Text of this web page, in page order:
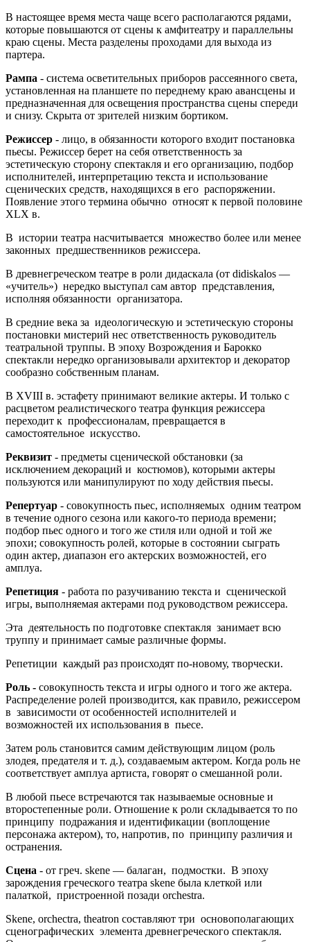
В настоящее время места чаще всего располагаются рядами,
которые повышаются от сцены к амфитеатру и параллельны
краю сцены. Места разделены проходами для выхода из
партера.
Рампа - система осветительных приборов рассеянного света,
установленная на планшете по переднему краю авансцены и
предназначенная для освещения пространства сцены спереди
и снизу. Скрыта от зрителей низким бортиком.
Режиссер - лицо, в обязанности которого входит постановка
пьесы. Режиссер берет на себя ответственность за
эстетическую сторону спектакля и его организацию, подбор
исполнителей, интерпретацию текста и использование
сценических средств, находящихся в его распоряжении.
Появление этого термина обычно относят к первой половине
ХLХ в.
В истории театра насчитывается множество более или менее
законных предшественников режиссера.
В древнегреческом театре в роли дидаскала (от didiskalos —
«учитель») нередко выступал сам автор представления,
исполняя обязанности организатора.
В средние века за идеологическую и эстетическую стороны
постановки мистерий нес ответственность руководитель
театральной труппы. В эпоху Возрождения и Барокко
спектакли нередко организовывали архитектор и декоратор
сообразно собственным планам.
В XVIII в. эстафету принимают великие актеры. И только с
расцветом реалистического театра функция режиссера
переходит к профессионалам, превращается в
самостоятельное искусство.
Реквизит - предметы сценической обстановки (за
исключением декораций и костюмов), которыми актеры
пользуются или манипулируют по ходу действия пьесы.
Репертуар - совокупность пьес, исполняемых одним театром
в течение одного сезона или какого-то периода времени;
подбор пьес одного и того же стиля или одной и той же
эпохи; совокупность ролей, которые в состоянии сыграть
один актер, диапазон его актерских возможностей, его
амплуа.
Репетиция - работа по разучиванию текста и сценической
игры, выполняемая актерами под руководством режиссера.
Эта деятельность по подготовке спектакля занимает всю
труппу и принимает самые различные формы.
Репетиции каждый раз происходят по-новому, творчески.
Роль - совокупность текста и игры одного и того же актера.
Распределение ролей производится, как правило, режиссером
в зависимости от особенностей исполнителей и
возможностей их использования в пьесе.
Затем роль становится самим действующим лицом (роль
злодея, предателя и т. д.), создаваемым актером. Когда роль не
соответствует амплуа артиста, говорят о смешанной роли.
В любой пьесе встречаются так называемые основные и
второстепенные роли. Отношение к роли складывается то по
принципу подражания и идентификации (воплощение
персонажа актером), то, напротив, по принципу различия и
остранения.
Сцена - от греч. skene — балаган, подмостки. В эпоху
зарождения греческого театра skene была клеткой или
палаткой, пристроенной позади orchestra.
Skene, orchectra, theatron составляют три основополагающих
сценографических элемента древнегреческого спектакля.